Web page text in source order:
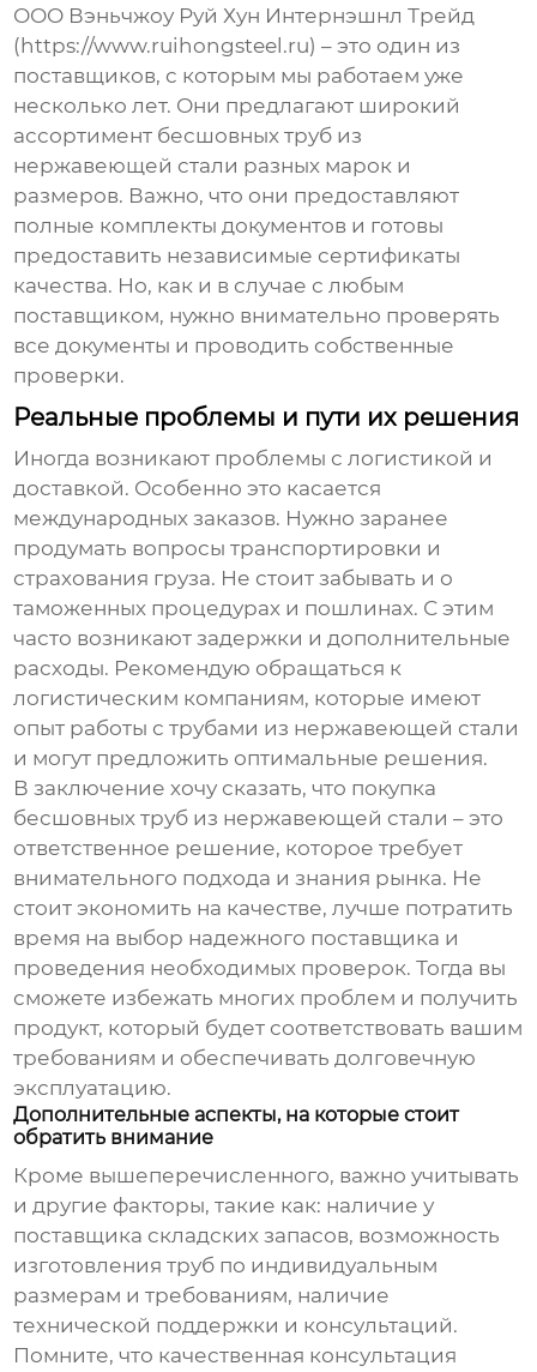
ООО Вэньчжоу Руй Хун Интернэшнл Трейд
(https://www.ruihongsteel.ru) – это один из
поставщиков, с которым мы работаем уже
несколько лет. Они предлагают широкий
ассортимент бесшовных труб из
нержавеющей стали разных марок и
размеров. Важно, что они предоставляют
полные комплекты документов и готовы
предоставить независимые сертификаты
качества. Но, как и в случае с любым
поставщиком, нужно внимательно проверять
все документы и проводить собственные
проверки.
Реальные проблемы и пути их решения
Иногда возникают проблемы с логистикой и
доставкой. Особенно это касается
международных заказов. Нужно заранее
продумать вопросы транспортировки и
страхования груза. Не стоит забывать и о
таможенных процедурах и пошлинах. С этим
часто возникают задержки и дополнительные
расходы. Рекомендую обращаться к
логистическим компаниям, которые имеют
опыт работы струбами из нержавеющей стали
и могут предложить оптимальные решения.
В заключение хочу сказать, что покупка
бесшовных труб из нержавеющей стали – это
ответственное решение, которое требует
внимательного подхода и знания рынка. Не
стоит экономить на качестве, лучше потратить
время на выбор надежного поставщика и
проведения необходимых проверок. Тогда вы
сможете избежать многих проблем и получить
продукт, который будет соответствовать вашим
требованиям и обеспечивать долговечную
эксплуатацию.
Дополнительные аспекты, на которые стоит
обратить внимание
Кроме вышеперечисленного, важно учитывать
и другие факторы, такие как: наличие у
поставщика складских запасов, возможность
изготовления труб по индивидуальным
размерам и требованиям, наличие
технической поддержки и консультаций.
Помните, что качественная консультация